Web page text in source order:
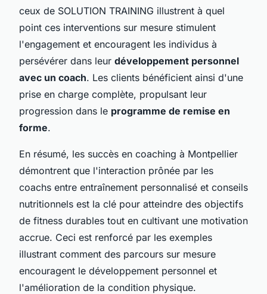
ceux de SOLUTION TRAINING illustrent à quel
point ces interventions sur mesure stimulent
l'engagement et encouragent les individus à
persévérer dans leur développement personnel
avec un coach. Les clients bénéficient ainsi d'une
prise en charge complète, propulsant leur
progression dans le programme de remise en
forme.
En résumé, les succès en coaching à Montpellier
démontrent que l'interaction prônée par les
coachs entre entraînement personnalisé et conseils
nutritionnels est la clé pour atteindre des objectifs
de fitness durables tout en cultivant une motivation
accrue. Ceci est renforcé par les exemples
illustrant comment des parcours sur mesure
encouragent le développement personnel et
l'amélioration de la condition physique.